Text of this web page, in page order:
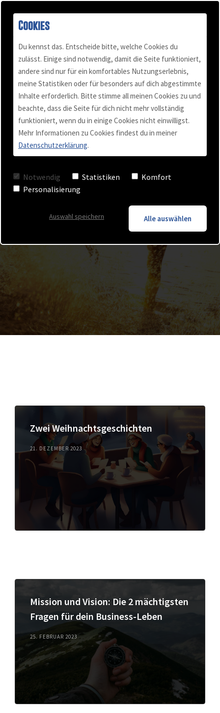
Kundenstimmen
Für Selbständige
Team Training
Business Coaching
Keynote - Vortrag
Blog
Videos
Checkliste
Termin vereinbaren
Lebensglück
Zwei Weihnachtsgeschichten
21. DEZEMBER 2023
Mission und Vision: Die 2 mächtigsten
Fragen für dein Business-Leben
25. FEBRUAR 2023
Cookies
Du kennst das. Entscheide bitte, welche Cookies du
zulässt. Einige sind notwendig, damit die Seite funktioniert,
andere sind nur für ein komfortables Nutzungserlebnis,
meine Statistiken oder für besonders auf dich abgestimmte
Inhalte erforderlich. Bitte stimme all meinen Cookies zu und
beachte, dass die Seite für dich nicht mehr vollständig
funktioniert, wenn du in einige Cookies nicht einwilligst.
Mehr Informationen zu Cookies findest du in meiner
Datenschutzerklärung.
Notwendig Statistiken
Komfort
Personalisierung
Auswahl speichern Alle auswählen